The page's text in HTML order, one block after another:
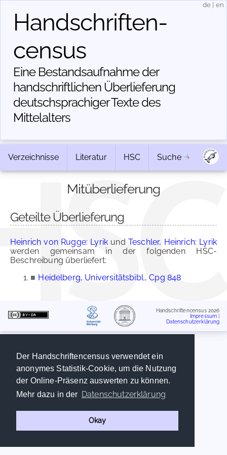
Der Handschriftencensus verwendet ein
anonymes Statistik-Cookie, um die Nutzung
der Online-Präsenz auswerten zu können.
Mehr dazu in der Datenschutzerklärung
Okay
Handschriften­
census
Eine Bestandsaufnahme der
handschriftlichen Über­lieferung
deutschsprachiger Texte des
Mittelalters
de en
Verzeichnisse Literatur HSC Suche
Mitüberlieferung
Geteilte Überlieferung
Heinrich von Rugge: Lyrik und Teschler, Heinrich: Lyrik
werden gemeinsam in der folgenden HSC-
Beschreibung überliefert:
■ Heidelberg, Universitätsbibl., Cpg 848
Handschriftencensus 2026
Impressum
Datenschutzerklärung